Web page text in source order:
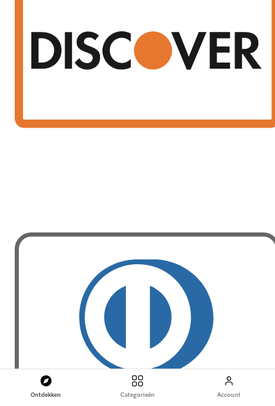
Ontdekken Categorieën Account